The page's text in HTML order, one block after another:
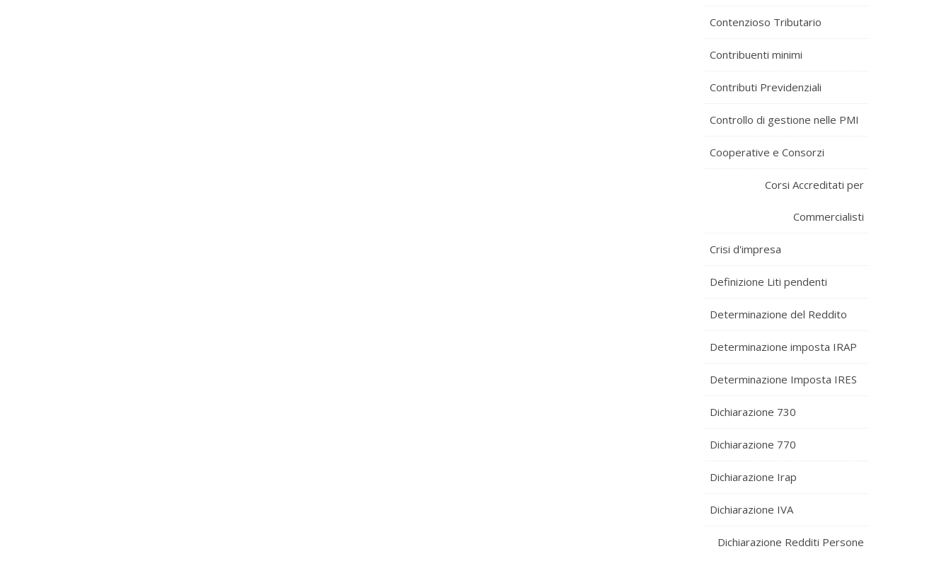
Contenzioso Tributario
Contribuenti minimi
Contributi Previdenziali
Controllo di gestione nelle PMI
Cooperative e Consorzi
Corsi Accreditati per
Commercialisti
Crisi d'impresa
Definizione Liti pendenti
Determinazione del Reddito
Determinazione imposta IRAP
Determinazione Imposta IRES
Dichiarazione 730
Dichiarazione 770
Dichiarazione Irap
Dichiarazione IVA
Dichiarazione Redditi Persone